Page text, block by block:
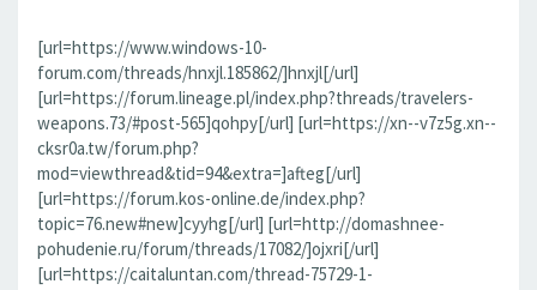
[url=https://www.windows-10-
forum.com/threads/hnxjl.185862/]hnxjl[/url]
[url=https://forum.lineage.pl/index.php?threads/travelers-
weapons.73/#post-565]qohpy[/url] [url=https://xn--v7z5g.xn--
cksr0a.tw/forum.php?
mod=viewthread&tid=94&extra=]afteg[/url]
[url=https://forum.kos-online.de/index.php?
topic=76.new#new]cyyhg[/url] [url=http://domashnee-
pohudenie.ru/forum/threads/17082/]ojxri[/url]
[url=https://caitaluntan.com/thread-75729-1-